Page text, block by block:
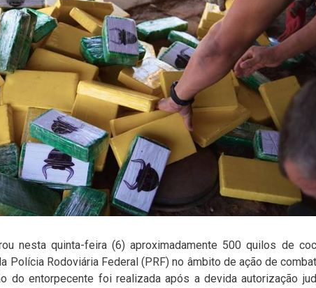
nesta quinta-feira (6) aproximadamente 500 quilos de
Polícia Rodoviária Federal (PRF) no âmbito de ação de
do entorpecente foi realizada após a devida autorização